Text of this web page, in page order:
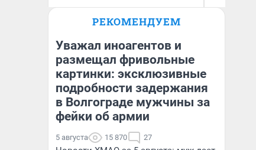
Ксения Владимирская
РЕКОМЕНДУЕМ
Уважал иноагентов и
размещал фривольные
картинки: эксклюзивные
подробности задержания
в Волгограде мужчины за
фейки об армии
5 августа 15 870 27